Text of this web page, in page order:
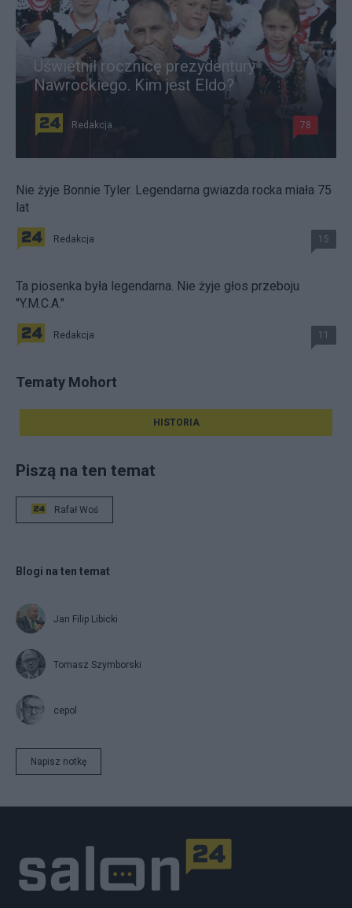
Uświetnił rocznicę prezydentury
Nawrockiego. Kim jest Eldo?
Redakcja 78
Nie żyje Bonnie Tyler. Legendarna gwiazda rocka miała 75
lat
Redakcja 15
Ta piosenka była legendarna. Nie żyje głos przeboju
"Y.M.C.A."
Redakcja 11
Tematy Mohort
HISTORIA
Piszą na ten temat
Rafał Woś
Blogi na ten temat
Jan Filip Libicki
Tomasz Szymborski
cepol
Napisz notkę